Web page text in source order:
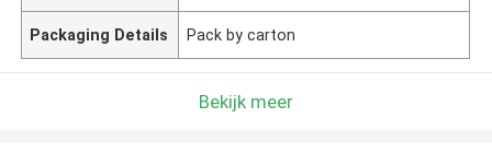
Packaging Details Pack by carton
Bekijk meer